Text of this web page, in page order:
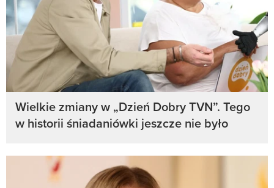
Wielkie zmiany w „Dzień Dobry TVN”. Tego
w historii śniadaniówki jeszcze nie było